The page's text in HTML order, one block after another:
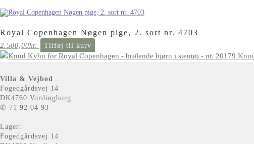
Royal Copenhagen Nøgen pige, 2. sort nr. 4703
2.500,00kr. Tilføj til kurv
Villa & Vejbod
Fogedgårdsvej 14
DK4760 Vordingborg
✆ 71 92 04 93
Lager:
Fogedgårdsvej 14